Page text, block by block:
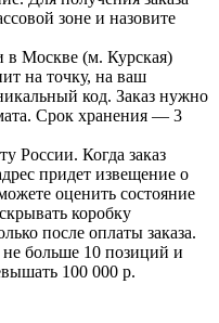
зоне и назовите
в Москве (м. Курская)
на точку, на ваш
код. Заказ нужно
Срок хранения — 3
России. Когда заказ
придет извещение о
оценить состояние
коробку
после оплаты заказа.
больше 10 позиций и
100 000 р.